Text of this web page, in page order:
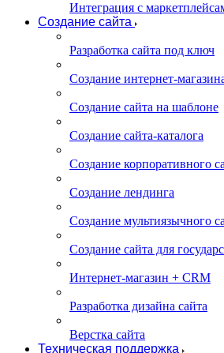
Интеграция с
Создание сайта
Разработка сайта под ключ
Создание интернет-
Создание сайта на шаблоне
Создание сайта-каталога
Создание корпоративного
Создание лендинга
Создание мультиязычного
Создание сайта для
Интернет-магазин + CRM
Разработка дизайна сайта
Верстка сайта
Техническая поддержка